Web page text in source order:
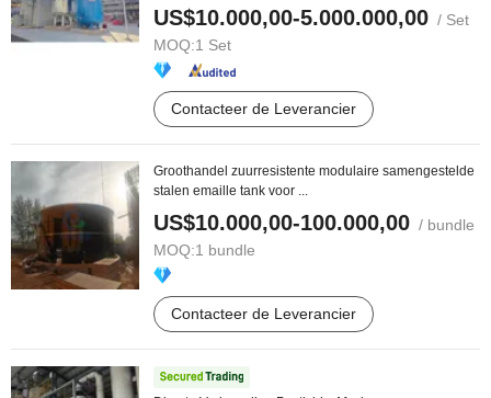
US$10.000,00-5.000.000,00 / Set
MOQ:1 Set
Contacteer de Leverancier
Groothandel zuurresistente modulaire samengestelde
stalen emaille tank voor ...
US$10.000,00-100.000,00 / bundle
MOQ:1 bundle
Contacteer de Leverancier